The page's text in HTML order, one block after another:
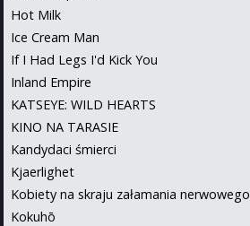
Hot Milk
Ice Cream Man
If I Had Legs I'd Kick You
Inland Empire
KATSEYE: WILD HEARTS
KINO NA TARASIE
Kandydaci śmierci
Kjaerlighet
Kobiety na skraju załamania nerwowego
Kokuhō